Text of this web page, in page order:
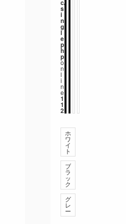
c/
s
i
n
g
l
e.
p
h
p
o
n
l
i
n
e
1
1
2
ホ
ワ
イ
ト
ブ
ラ
ッ
ク
グ
レ
ー